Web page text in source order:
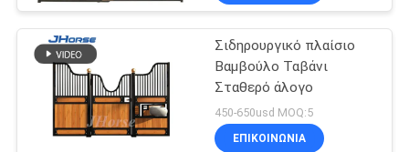
Σιδηρουργικό πλαίσιο
Βαμβούλο Ταβάνι
Σταθερό άλογο
450-650usd MOQ:5
ΕΠΙΚΟΙΝΩΝΙΑ